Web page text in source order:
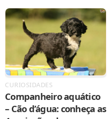
CURIOSIDADES
Companheiro aquático
– Cão d’água: conheça as